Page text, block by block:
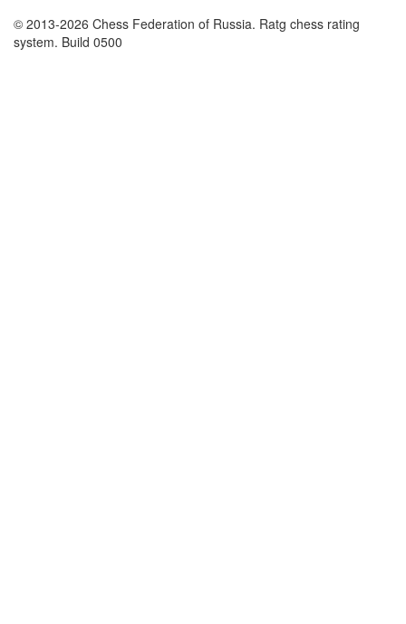
© 2013-2026 Chess Federation of Russia. Ratg chess rating
system. Build 0500